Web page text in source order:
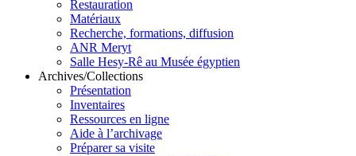
Restauration
Matériaux
Recherche, formations, diffusion
ANR Meryt
Salle Hesy-Rê au Musée égyptien
Archives/Collections
Présentation
Inventaires
Ressources en ligne
Aide à l’archivage
Préparer sa visite